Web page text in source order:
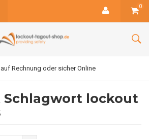
0
Rechnung oder sicher Online
lockout